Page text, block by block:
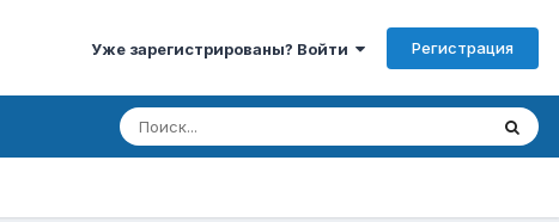
Уже зарегистрированы? Войти Регистрация